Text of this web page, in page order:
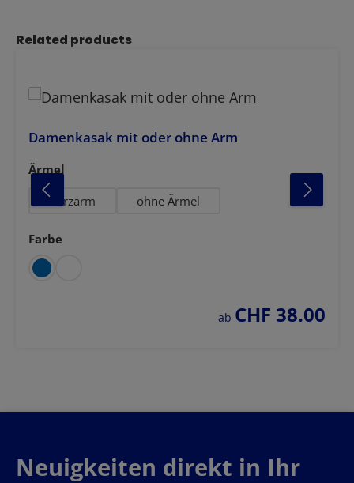
Produktgalerie überspringen
Related products
Damenkasak mit oder ohne Arm
Ärmel
Kurzarm ohne Ärmel
Farbe
auswählen
regulärer preis:
ab CHF 38.00
Neuigkeiten direkt in Ihr